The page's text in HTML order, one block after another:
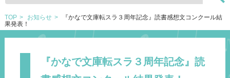
TOP お知らせ
『かなで文庫転スラ３周年記念』読書感想文コンクール結
果発表！
『かなで文庫転スラ３周年記念』読